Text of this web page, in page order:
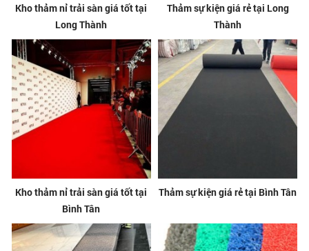
Kho thảm nỉ trải sàn giá tốt tại
Long Thành
Thảm sự kiện giá rẻ tại Long
Thành
Kho thảm nỉ trải sàn giá tốt tại
Bình Tân
Thảm sự kiện giá rẻ tại Bình Tân